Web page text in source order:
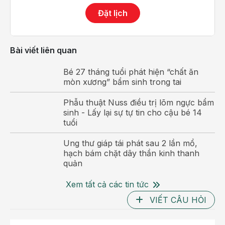
thẩm mỹ và chất lượng cuộc sống.
tôi không thể hít thở sâu, cổ họng nghẹn cứng, khi ăn
uống thường xuyên bị sặc, khối u lớn ở cổ khiến tôi
vô cùng tự ti.”- Cô T.B chia sẻ.
Sau can thiệp 1 tháng khối u giáp đã tiêu biến hoàn
Đặt lịch
Bài viết liên quan
Bé 27 tháng tuổi phát hiện “chất ăn
mòn xương” bẩm sinh trong tai
Phẫu thuật Nuss điều trị lõm ngực bẩm
sinh - Lấy lại sự tự tin cho cậu bé 14
tuổi
Ung thư giáp tái phát sau 2 lần mổ,
hạch bám chặt dây thần kinh thanh
quản
Xem tất cả các tin tức
VIẾT CÂU HỎI